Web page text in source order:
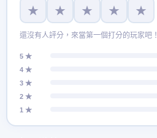
★ ★ ★ ★ ★
還沒有人評分，來當第一個打分的玩家吧！
5 ★
4 ★
3 ★
2 ★
1 ★